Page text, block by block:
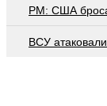
PM: США
ВСУ